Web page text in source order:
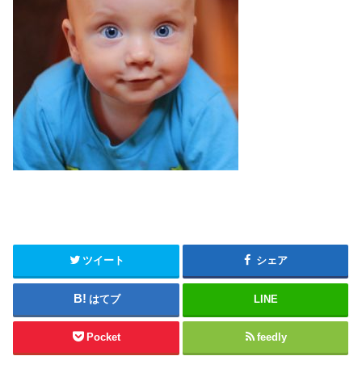
ツイート シェア
はてブ LINE
Pocket feedly